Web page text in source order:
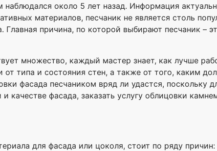
около 5 лет назад. Информация
материалов, песчаник не является столь
причина, по которой выбирают песчаник –
множество, каждый мастер знает, как лучше
типа и состояния стен, а также от того, каким
фасада песчаником вряд ли удастся, поскольку
качестве фасада, заказать услугу облицовки
для фасада или цоколя, стоит по ряду причин: